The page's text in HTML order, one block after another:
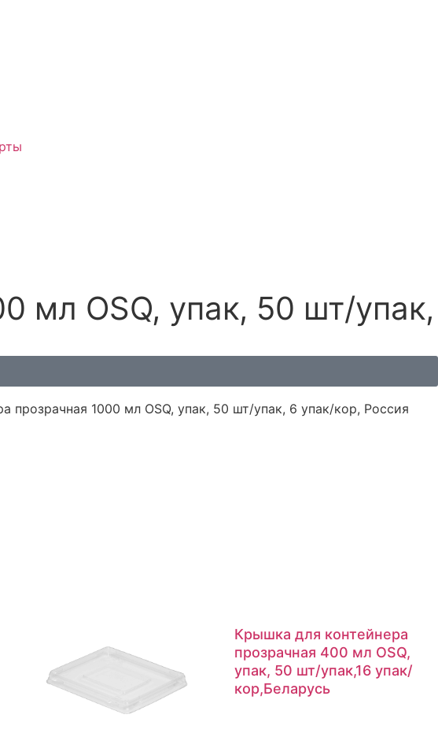
мл OSQ, упак, 50 шт/упак,
прозрачная 1000 мл OSQ, упак, 50 шт/упак, 6 упак/кор, Россия
Крышка для контейнера
прозрачная 400 мл OSQ,
упак, 50 шт/упак,16 упак/
кор,Беларусь